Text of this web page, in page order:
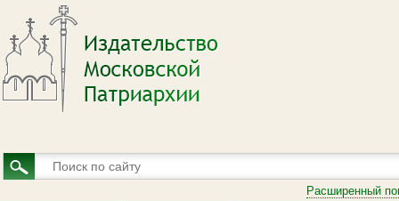
Расширенный